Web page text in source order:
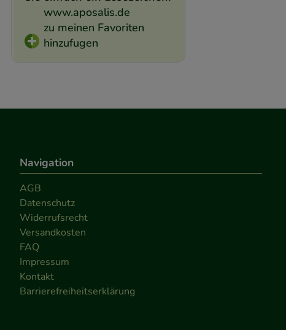
www.aposalis.de
zu meinen Favoriten
hinzufugen
Navigation
AGB
Datenschutz
Widerrufsrecht
Versandkosten
FAQ
Impressum
Kontakt
Barrierefreiheitserklärung